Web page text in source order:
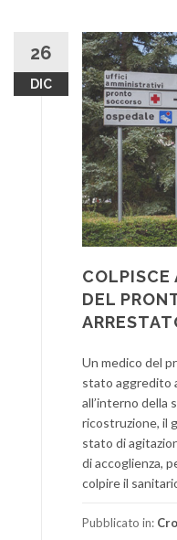
26
DIC
COLPISCE
DEL
Un medico del
stato aggredito
all’interno della
ricostruzione, il
stato di
di accoglienza,
colpire il
Pubblicato in: